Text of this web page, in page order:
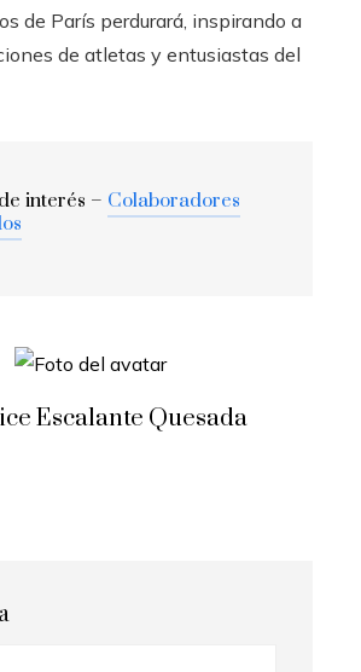
de París perdurará, inspirando a
de atletas y entusiastas del
interés – Colaboradores
Escalante Quesada